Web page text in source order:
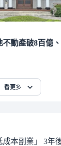
看更多
本副業」 3年